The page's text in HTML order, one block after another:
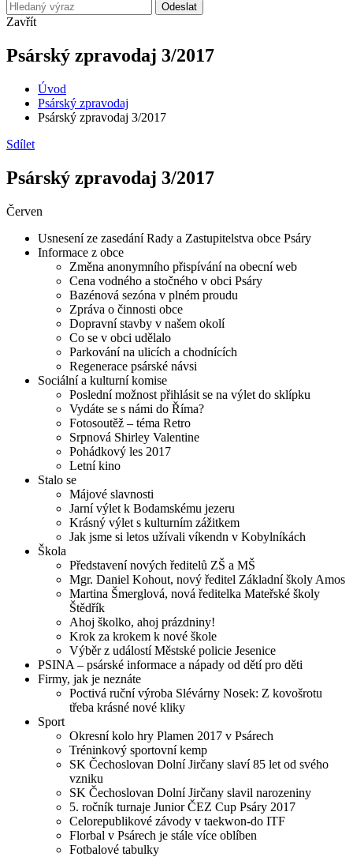
Odeslat
Zavřít
Psárský zpravodaj 3/2017
Úvod
Psárský zpravodaj
Psárský zpravodaj 3/2017
Sdílet
Psárský zpravodaj 3/2017
Červen
Usnesení ze zasedání Rady a Zastupitelstva obce Psáry
Informace z obce
Změna anonymního přispívání na obecní web
Cena vodného a stočného v obci Psáry
Bazénová sezóna v plném proudu
Zpráva o činnosti obce
Dopravní stavby v našem okolí
Co se v obci udělalo
Parkování na ulicích a chodnících
Regenerace psárské návsi
Sociální a kulturní komise
Poslední možnost přihlásit se na výlet do sklípku
Vydáte se s námi do Říma?
Fotosoutěž – téma Retro
Srpnová Shirley Valentine
Pohádkový les 2017
Letní kino
Stalo se
Májové slavnosti
Jarní výlet k Bodamskému jezeru
Krásný výlet s kulturním zážitkem
Jak jsme si letos užívali víkendn v Kobylníkách
Škola
Představení nových ředitelů ZŠ a MŠ
Mgr. Daniel Kohout, nový ředitel Základní školy Amos
Martina Šmerglová, nová ředitelka Mateřské školy
Štědřík
Ahoj školko, ahoj prázdniny!
Krok za krokem k nové škole
Výběr z událostí Městské policie Jesenice
PSINA – psárské informace a nápady od dětí pro děti
Firmy, jak je neznáte
Poctivá ruční výroba Slévárny Nosek: Z kovošrotu
třeba krásné nové kliky
Sport
Okresní kolo hry Plamen 2017 v Psárech
Tréninkový sportovní kemp
SK Čechoslovan Dolní Jirčany slaví 85 let od svého
vzniku
SK Čechoslovan Dolní Jirčany slavil narozeniny
5. ročník turnaje Junior ČEZ Cup Psáry 2017
Celorepublikové závody v taekwon-do ITF
Florbal v Psárech je stále více oblíben
Fotbalové tabulky